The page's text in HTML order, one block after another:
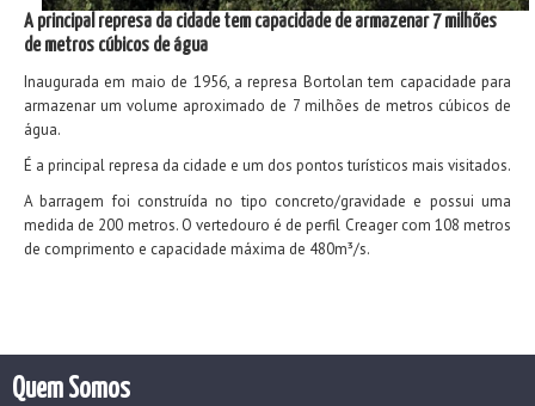
A principal represa da cidade tem capacidade de armazenar 7 milhões
de metros cúbicos de água
Inaugurada em maio de 1956, a represa Bortolan tem capacidade para
armazenar um volume aproximado de 7 milhões de metros cúbicos de
água.
É a principal represa da cidade e um dos pontos turísticos mais visitados.
A barragem foi construída no tipo concreto/gravidade e possui uma
medida de 200 metros. O vertedouro é de perfil Creager com 108 metros
de comprimento e capacidade máxima de 480m³/s.
Quem Somos